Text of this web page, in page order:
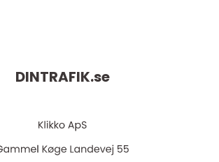
DINTRAFIK.se